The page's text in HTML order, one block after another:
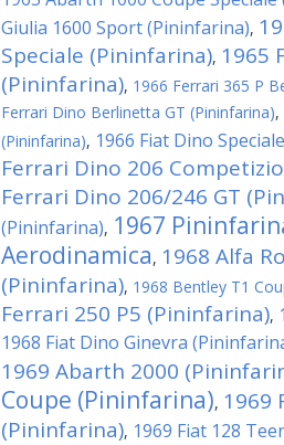
Giulia 1600 Sport (Pininfarina),
Speciale (Pininfarina), 1965
(Pininfarina), 1966 Ferrari 365 P
Ferrari Dino Berlinetta GT (Pininfarina),
(Pininfarina), 1966 Fiat Dino
Ferrari Dino 206
Ferrari Dino 206/246 GT
(Pininfarina), 1967
Aerodinamica, 1968 Alfa
(Pininfarina), 1968 Bentley T1
Ferrari 250 P5 (Pininfarina),
1968 Fiat Dino Ginevra
1969 Abarth 2000
Coupe (Pininfarina), 1969
(Pininfarina), 1969 Fiat 128